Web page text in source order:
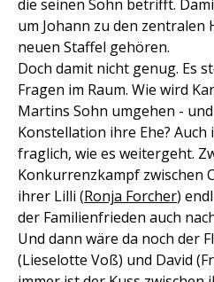
die seinen Sohn betrifft.
um Johann zu den
neuen Staffel gehören.
Doch damit nicht genug. Es
Fragen im Raum. Wie wird
Martins Sohn umgehen -
Konstellation ihre Ehe?
fraglich, wie es weitergeht.
Konkurrenzkampf zwischen
ihrer Lilli (Ronja Forcher)
der Familienfrieden auch
Und dann wäre da noch der
(Lieselotte Voß) und David